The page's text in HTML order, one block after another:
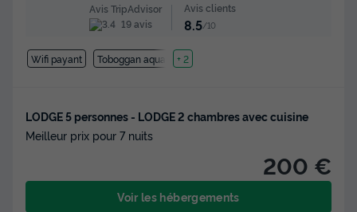
Avis TripAdvisor
19 avis
Avis clients
8.5/10
Wifi payant Toboggan aquatique
+ 2
LODGE 5 personnes - LODGE 2 chambres avec cuisine
Meilleur prix pour 7 nuits
200 €
Voir les hébergements